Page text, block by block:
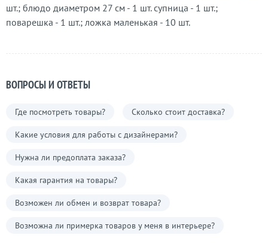
шт.; блюдо диаметром 27 см - 1 шт. супница - 1 шт.;
поварешка - 1 шт.; ложка маленькая - 10 шт.
ВОПРОСЫ И ОТВЕТЫ
Где посмотреть товары? Сколько стоит доставка?
Какие условия для работы с дизайнерами?
Нужна ли предоплата заказа?
Какая гарантия на товары?
Возможен ли обмен и возврат товара?
Возможна ли примерка товаров у меня в интерьере?